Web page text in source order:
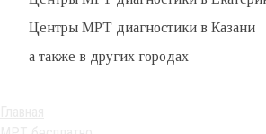
Центры МРТ диагностики в Казани
а также в других городах